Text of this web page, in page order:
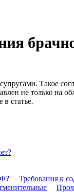
Такое
не только на
статье.
Требования к